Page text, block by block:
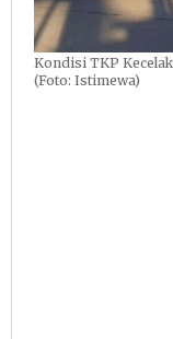
Kondisi TKP
(Foto: Istimewa)